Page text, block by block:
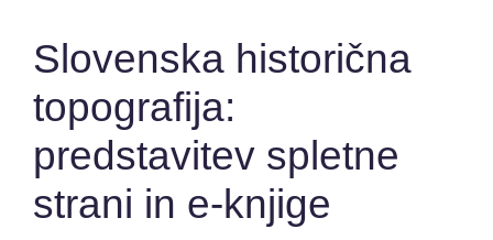
Slovenska historična
topografija:
predstavitev spletne
strani in e-knjige